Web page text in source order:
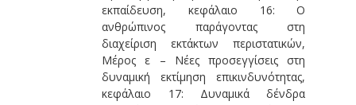
εκπαίδευση, κεφάλαιο 16: Ο
ανθρώπινος παράγοντας στη
διαχείριση εκτάκτων περιστατικών,
Μέρος ε – Νέες προσεγγίσεις στη
δυναμική εκτίμηση επικινδυνότητας,
κεφάλαιο 17: Δυναμικά δένδρα